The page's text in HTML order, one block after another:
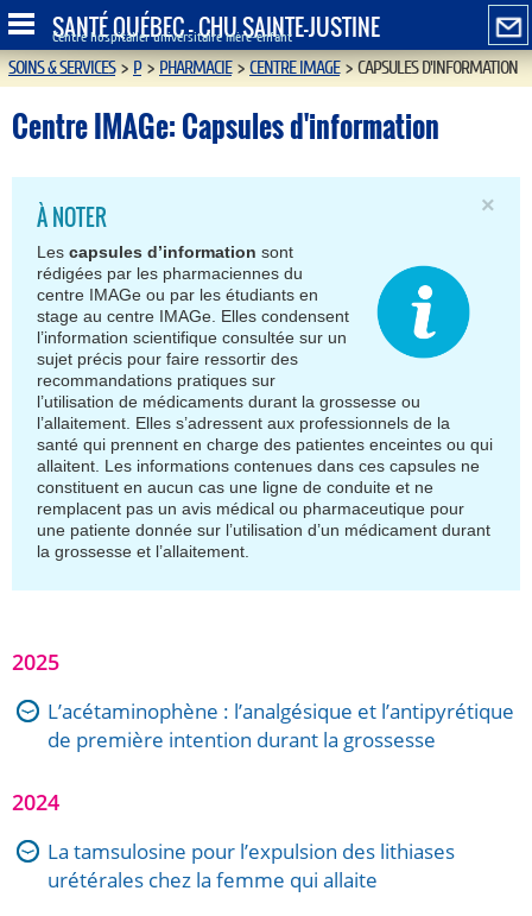
SANTÉ QUÉBEC - CHU SAINTE-JUSTINE
Centre hospitalier universitaire mère-enfant
SOINS & SERVICES>P>PHARMACIE>CENTRE IMAGE>CAPSULES D'INFORMATION
Centre IMAGe: Capsules d'information
×
À NOTER
Les capsules d’information sont
rédigées par les pharmaciennes du
centre IMAGe ou par les étudiants en
stage au centre IMAGe. Elles condensent
l’information scientifique consultée sur un
sujet précis pour faire ressortir des
recommandations pratiques sur
l’utilisation de médicaments durant la grossesse ou
l’allaitement. Elles s’adressent aux professionnels de la
santé qui prennent en charge des patientes enceintes ou qui
allaitent. Les informations contenues dans ces capsules ne
constituent en aucun cas une ligne de conduite et ne
remplacent pas un avis médical ou pharmaceutique pour
une patiente donnée sur l’utilisation d’un médicament durant
la grossesse et l’allaitement.
2025
L’acétaminophène : l’analgésique et l’antipyrétique
de première intention durant la grossesse
2024
La tamsulosine pour l’expulsion des lithiases
urétérales chez la femme qui allaite